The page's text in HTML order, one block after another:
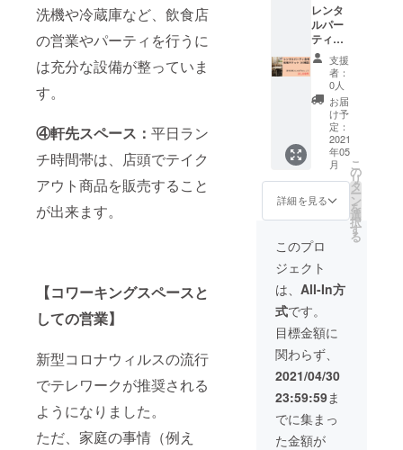
洗機や冷蔵庫など、飲食店
の営業やパーティを行うに
は充分な設備が整っていま
す。
④軒先スペース： 平日ラン
チ時間帯は、店頭でテイク
アウト商品を販売すること
が出来ます。
【コワーキングスペースと
しての営業】
新型コロナウィルスの流行
でテレワークが推奨される
ようになりました。
ただ、家庭の事情（例え
レンタ
ルパー
ティ会
場利用
チケッ
ト ※有
効期
限：
2021年
5月から
2021年
8月末ま
で （土
日祝の
み利用
可能）
支援
者：
0人
お届
け予
定：
2021
年05
月
詳細を見る
こ
の
リ
タ
ー
ン
を
選
択
す
る
このプロ
ジェクト
は、 All-In方
式です。
目標金額に
関わらず、
2021/04/30
23:59:59ま
でに集まっ
た金額が